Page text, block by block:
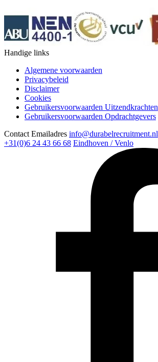
Handige links
Algemene voorwaarden
Privacybeleid
Disclaimer
Cookies
Gebruikersvoorwaarden Uitzendkrachten
Gebruikersvoorwaarden Opdrachtgevers
Contact Emailadres info@durabelrecruitment.nl
+31(0)6 24 43 66 68 Eindhoven / Venlo